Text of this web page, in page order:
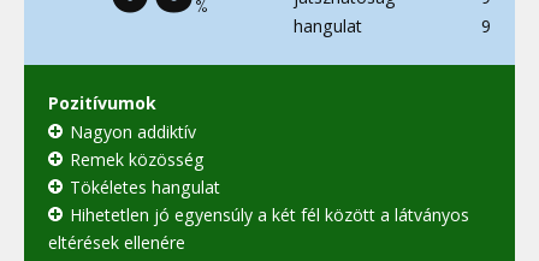
%
hangulat
9
Pozitívumok
Nagyon addiktív
Remek közösség
Tökéletes hangulat
Hihetetlen jó egyensúly a két fél között a látványos
eltérések ellenére